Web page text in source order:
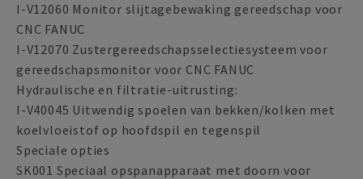
I-V12060 Monitor slijtagebewaking gereedschap voor
CNC FANUC
I-V12070 Zustergereedschapsselectiesysteem voor
gereedschapsmonitor voor CNC FANUC
Hydraulische en filtratie-uitrusting:
I-V40045 Uitwendig spoelen van bekken/kolken met
koelvloeistof op hoofdspil en tegenspil
Speciale opties
SK001 Speciaal opspanapparaat met doorn voor